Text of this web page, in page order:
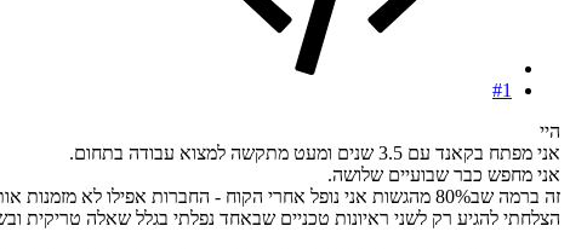
#1
היי
אני מפתח בקאנד עם 3.5 שנים ומעט מתקשה למצוא עבודה בתחום.
אני מחפש כבר שבועיים שלושה.
זה ברמה שב80% מהגשות אני נופל אחרי הקוח - החברות אפילו לא מזמנות אותי לראיון משאבי אנוש ראשוני (ואני עומד בדרישות).
הצלחתי להגיע רק לשני ראיונות טכניים שבאחד נפלתי בגלל שאלה טריקית